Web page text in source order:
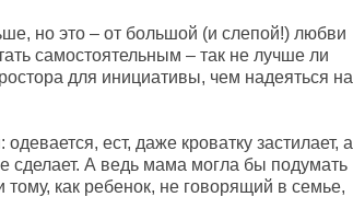
но это – от большой (и слепой!) любви
самостоятельным – так не лучше ли
для инициативы, чем надеяться на
ест, даже кроватку застилает, а
сделает. А ведь мама могла бы подумать
как ребенок, не говорящий в семье,